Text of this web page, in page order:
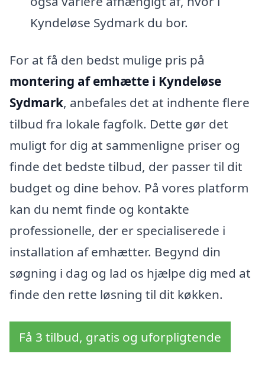
Kyndeløse Sydmark du bor.
For at få den bedst mulige pris på
montering af emhætte i Kyndeløse
Sydmark, anbefales det at indhente flere
tilbud fra lokale fagfolk. Dette gør det
muligt for dig at sammenligne priser og
finde det bedste tilbud, der passer til dit
budget og dine behov. På vores platform
kan du nemt finde og kontakte
professionelle, der er specialiserede i
installation af emhætter. Begynd din
søgning i dag og lad os hjælpe dig med at
finde den rette løsning til dit køkken.
Få 3 tilbud, gratis og uforpligtende